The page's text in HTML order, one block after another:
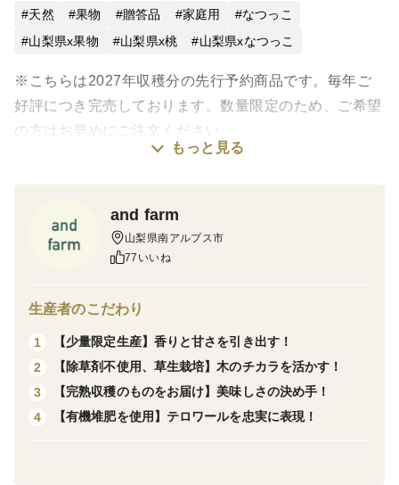
天然 果物 贈答品 家庭用
なつっこ
山梨県x果物
山梨県x桃 山梨県xなつっこ
※こちらは2027年収穫分の先行予約商品です。毎年ご
好評につき完売しております。数量限定のため、ご希望
の方はお早めにご注文ください。
夏の盛りにぴったりな桃「なつっこ」は、濃厚な甘さが
魅力。
and farmのある山梨県南アルプス市から、食べごたえ
もっと見る
and farm
山梨県南アルプス市
77いいね
生産者のこだわり
1
【少量限定生産】香りと甘さを引き出す！
2
【除草剤不使用、草生栽培】木のチカラを活かす！
3
【完熟収穫のものをお届け】美味しさの決め手！
4
【有機堆肥を使用】テロワールを忠実に表現！